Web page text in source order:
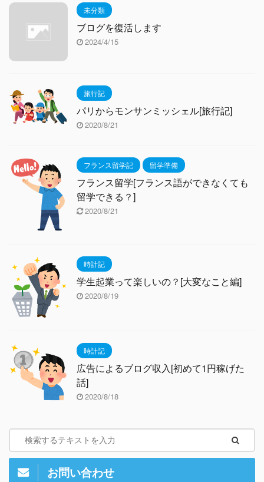
未分類
ブログを復活します
2024/4/15
旅行記
パリからモンサンミッシェル[旅行記]
2020/8/21
フランス留学記 留学準備
フランス留学[フランス語ができなくても
留学できる？]
2020/8/21
時計記
学生起業って楽しいの？[大変なこと編]
2020/8/19
時計記
広告によるブログ収入[初めて1円稼げた
話]
2020/8/18
お問い合わせ